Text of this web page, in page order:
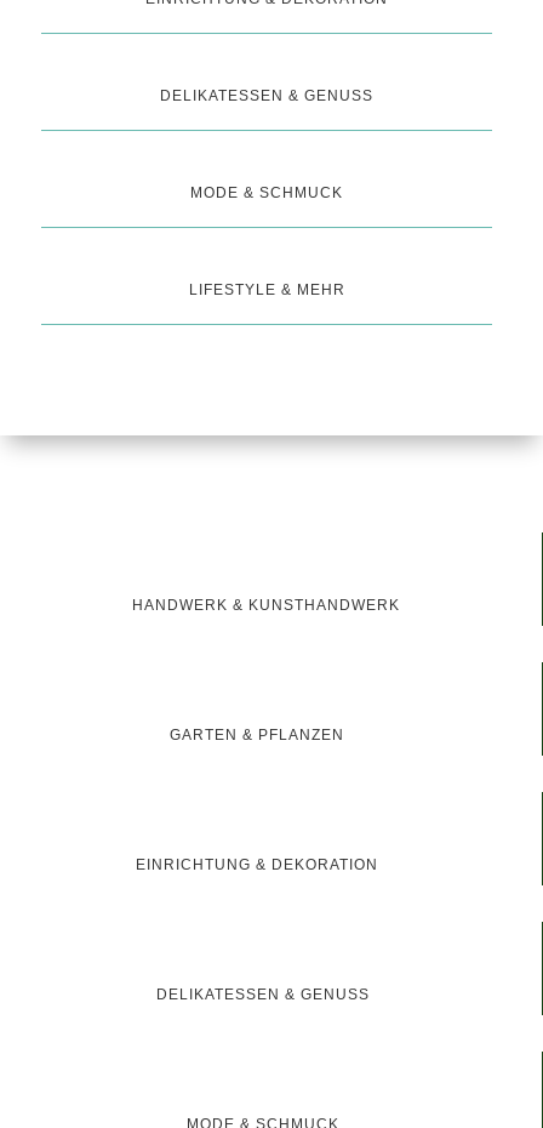
DELIKATESSEN & GENUSS
MODE & SCHMUCK
LIFESTYLE & MEHR
HANDWERK & KUNSTHANDWERK
GARTEN & PFLANZEN
EINRICHTUNG & DEKORATION
DELIKATESSEN & GENUSS
MODE & SCHMUCK